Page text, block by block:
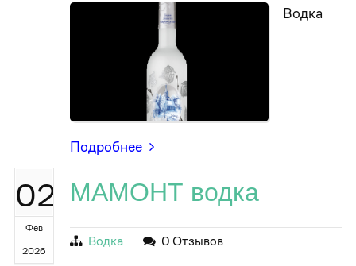
Водка
Подробнее
02
Фев
2026
МАМОНТ водка
Водка 0 Отзывов